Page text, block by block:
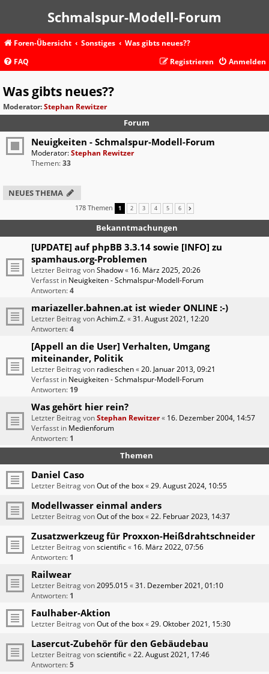
Schmalspur-Modell-Forum
Foren-Übersicht Sonstiges
Was gibts neues??
FAQ
Anmelden
Registrieren
Was gibts neues??
Moderator:Stephan Rewitzer
Forum
Neuigkeiten - Schmalspur-Modell-Forum
Moderator:Stephan Rewitzer
Themen:33
NEUES THEMA
178 Themen 1 2 3 4 5 6
Bekanntmachungen
[UPDATE] auf phpBB 3.3.14 sowie [INFO] zu
spamhaus.org-Problemen
Letzter Beitrag vonShadow« 16. März 2025, 20:26
Verfasst in Neuigkeiten - Schmalspur-Modell-Forum
Antworten:4
mariazeller.bahnen.at ist wieder ONLINE :-)
Letzter Beitrag vonAchim.Z.«31. August 2021, 12:20
Antworten:4
[Appell an die User] Verhalten, Umgang
miteinander, Politik
Letzter Beitrag von radieschen«20. Januar 2013, 09:21
Verfasst in Neuigkeiten - Schmalspur-Modell-Forum
Antworten: 19
Was gehört hier rein?
Letzter Beitrag vonStephan Rewitzer« 16. Dezember 2004, 14:57
Verfasst in Medienforum
Antworten: 1
Themen
Daniel Caso
Letzter Beitrag vonOut of the box«29. August 2024, 10:55
Modellwasser einmal anders
Letzter Beitrag vonOut of the box«22. Februar 2023, 14:37
Zusatzwerkzeug für Proxxon-Heißdrahtschneider
Letzter Beitrag vonscientific« 16. März 2022, 07:56
Antworten: 1
Railwear
Letzter Beitrag von2095.015«31. Dezember 2021, 01:10
Antworten: 1
Faulhaber-Aktion
Letzter Beitrag vonOut of the box«29. Oktober 2021, 15:30
Lasercut-Zubehör für den Gebäudebau
Letzter Beitrag vonscientific«22. August 2021, 17:46
Antworten:5